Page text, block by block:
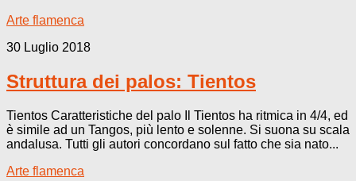
Arte flamenca
30 Luglio 2018
Struttura dei palos: Tientos
Tientos Caratteristiche del palo Il Tientos ha ritmica in 4/4, ed
è simile ad un Tangos, più lento e solenne. Si suona su scala
andalusa. Tutti gli autori concordano sul fatto che sia nato...
Arte flamenca